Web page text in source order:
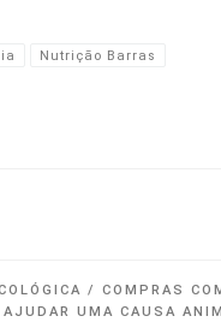
Nutrição Barras
COMPRAS
UMA CAUSA